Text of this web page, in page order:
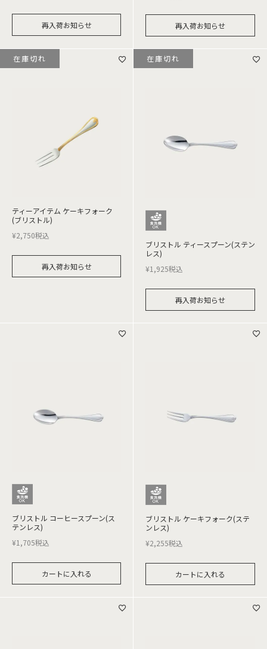
再入荷お知らせ 再入荷お知らせ
ティーアイテム ケーキフォーク
(ブリストル)
¥2,750税込
再入荷お知らせ
在庫切れ
ブリストル ティースプーン(ステン
レス)
¥1,925税込
再入荷お知らせ
在庫切れ
ブリストル コーヒースプーン(ス
テンレス)
¥1,705税込
カートに入れる
ブリストル ケーキフォーク(ステ
ンレス)
¥2,255税込
カートに入れる